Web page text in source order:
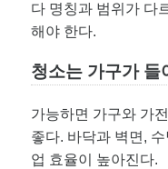
다 명칭과 범위가 다
해야 한다.
청소는 가구가 들
가능하면 가구와 가
좋다. 바닥과 벽면,
업 효율이 높아진다.